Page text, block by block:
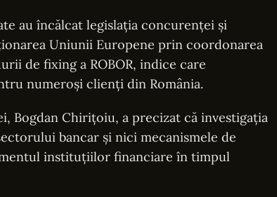
au încălcat legislația concurenței și
Uniunii Europene prin coordonarea
de fixing a ROBOR, indice care
numeroși clienți din România.
Bogdan Chirițoiu, a precizat că investigația
bancar și nici mecanismele de
instituțiilor financiare în timpul